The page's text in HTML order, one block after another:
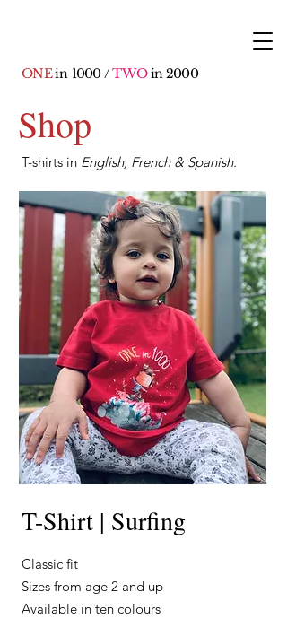
ONEin 1000/TWOin 2000
Shop
T-shirts in English, French & Spanish.
T-Shirt | Surfing
Classic fit
Sizes from age 2 and up
Available in ten colours